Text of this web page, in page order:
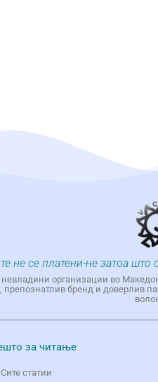
не се платени-не затоа што
организации во
бренд и доверлив
за читање
Сите статии